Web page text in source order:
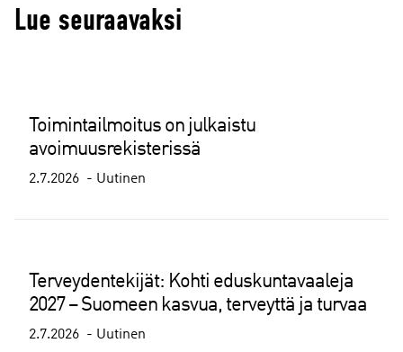
Lue seuraavaksi
Toimintailmoitus on julkaistu
avoimuusrekisterissä
2.7.2026 Uutinen
Terveydentekijät: Kohti eduskuntavaaleja
2027 – Suomeen kasvua, terveyttä ja turvaa
2.7.2026 Uutinen